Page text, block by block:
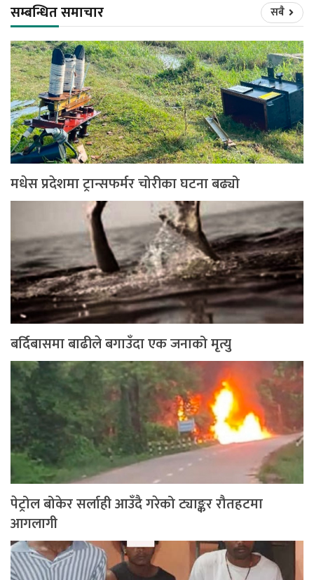
सम्बन्धित समाचार सबै
मधेस प्रदेशमा ट्रान्सफर्मर चोरीका घटना बढ्यो
बर्दिबासमा बाढीले बगाउँदा एक जनाको मृत्यु
पेट्रोल बोकेर सर्लाही आउँदै गरेको ट्याङ्कर रौतहटमा
आगलागी